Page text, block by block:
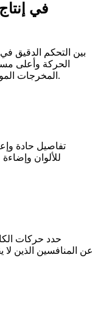
الحركة وأعلى
المخرجات الموثوقة والموجَّهة التي تتطلبها المشاريع الجادة.
للألوان
حدد حركات